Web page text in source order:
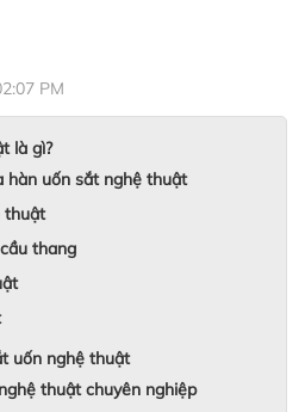
PM
là gì?
hàn uốn sắt nghệ thuật
thuật
thang
uốn nghệ thuật
thuật chuyên nghiệp